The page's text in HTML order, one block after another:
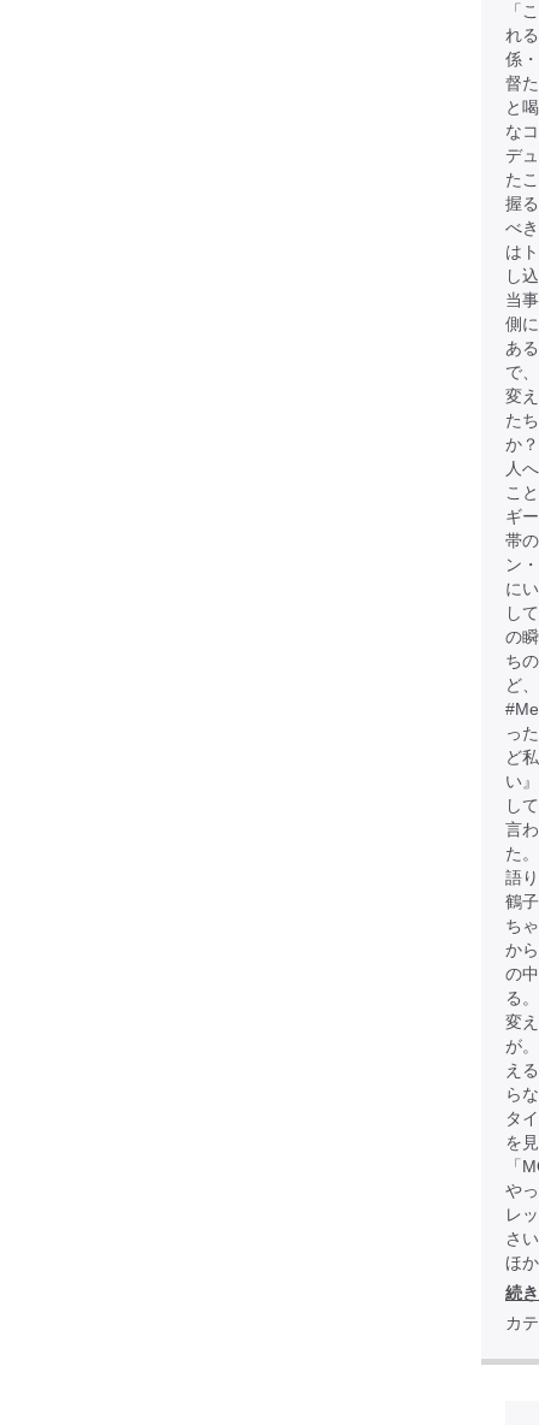
「
れ
係
督
と
な
デ
た
握
べ
は
し
当
側
あ
で
変
た
か
人
こ
ギ
帯
ン
に
し
の
ち
ど
っ
ど
い
し
言
た
語
鶴
ち
か
の
る
変
が
え
ら
タ
を
「
や
レ
さ
ほ
続
カ